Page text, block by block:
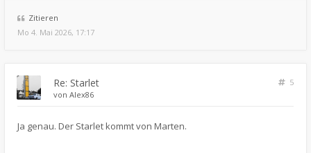
Zitieren
Mo 4. Mai 2026, 17:17
Re: Starlet
5
von Alex86
Ja genau. Der Starlet kommt von Marten.